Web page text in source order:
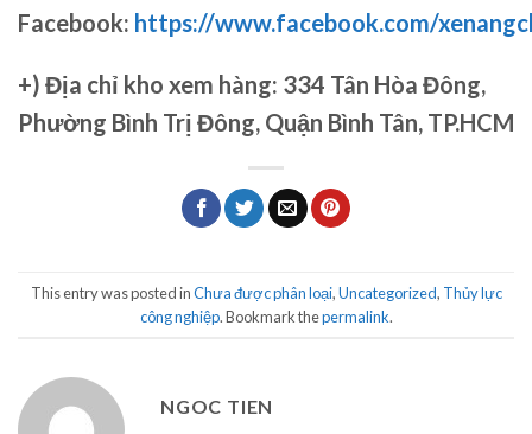
Facebook: https://www.facebook.com/
+) Địa chỉ kho xem hàng: 334 Tân Hòa Đông,
Phường Bình Trị Đông, Quận Bình Tân, TP.HCM
This entry was posted inChưa được phân loại,Uncategorized, Thủy lực
công nghiệp. Bookmark thepermalink.
NGOC TIEN